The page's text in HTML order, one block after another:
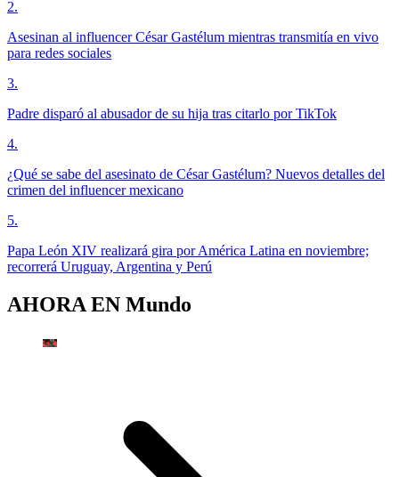
2.
Asesinan al influencer César Gastélum mientras transmitía en vivo
para redes sociales
3.
Padre disparó al abusador de su hija tras citarlo por TikTok
4.
¿Qué se sabe del asesinato de César Gastélum? Nuevos detalles del
crimen del influencer mexicano
5.
Papa León XIV realizará gira por América Latina en noviembre;
recorrerá Uruguay, Argentina y Perú
AHORA EN Mundo